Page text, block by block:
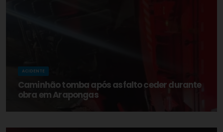
ACIDENTE
Caminhão tomba após asfalto ceder durante
obra em Arapongas